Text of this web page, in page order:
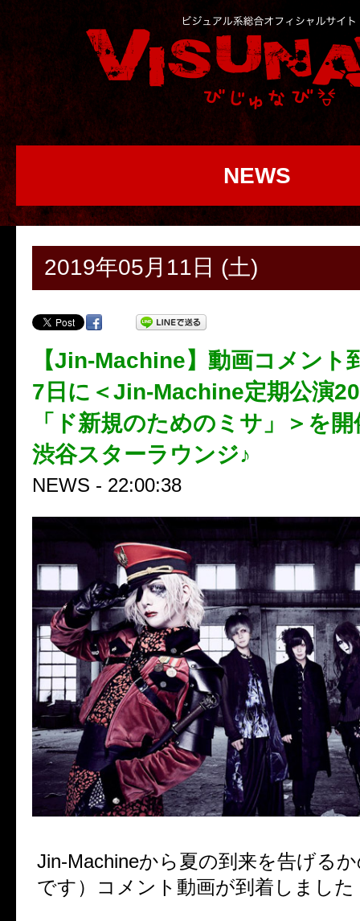
NEWS
2019年05月11日 (土)
【Jin-Machine】動画コメント
7日に＜Jin-Machine定期公演
「ド新規のためのミサ」＞を
渋谷スターラウンジ♪
NEWS - 22:00:38
Jin-Machineから夏の到来を告げる
です）コメント動画が到着しました